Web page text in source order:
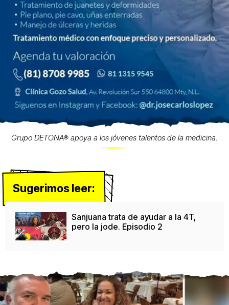
Grupo DETONA® apoya a los jóvenes talentos de la medicina.
Sugerimos leer:
Sanjuana trata de ayudar a la 4T,
pero la jode. Episodio 2